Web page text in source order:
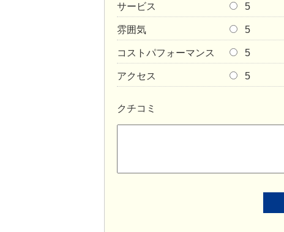
サービス 5
雰囲気 5
コストパフォーマンス 5
アクセス 5
クチコミ